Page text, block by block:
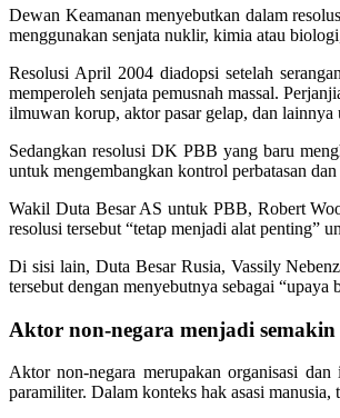
Dewan Keamanan menyebutkan dalam
menggunakan senjata nuklir, kimia atau
Resolusi April 2004 diadopsi setelah
memperoleh senjata pemusnah massal.
ilmuwan korup, aktor pasar gelap, dan lainnya
Sedangkan resolusi DK PBB yang baru
untuk mengembangkan kontrol perbatasan
Wakil Duta Besar AS untuk PBB, Robert
resolusi tersebut “tetap menjadi alat penting”
Di sisi lain, Duta Besar Rusia, Vassily
tersebut dengan menyebutnya sebagai
Aktor non-negara menjadi semakin
Aktor non-negara merupakan organisasi
paramiliter. Dalam konteks hak asasi manusia,